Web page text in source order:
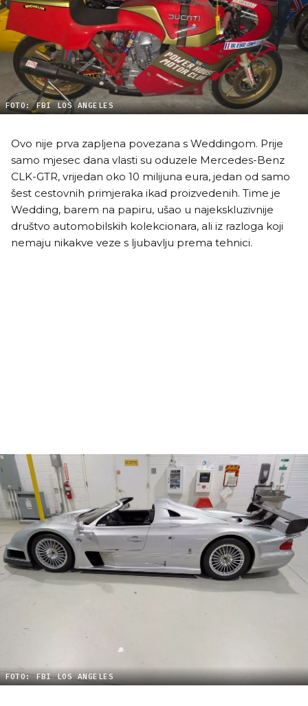
FOTO: FBI LOS ANGELES
Ovo nije prva zapljena povezana s Weddingom. Prije
samo mjesec dana vlasti su oduzele Mercedes-Benz
CLK-GTR, vrijedan oko 10 milijuna eura, jedan od samo
šest cestovnih primjeraka ikad proizvedenih. Time je
Wedding, barem na papiru, ušao u najekskluzivnije
društvo automobilskih kolekcionara, ali iz razloga koji
nemaju nikakve veze s ljubavlju prema tehnici.
FOTO: FBI LOS ANGELES